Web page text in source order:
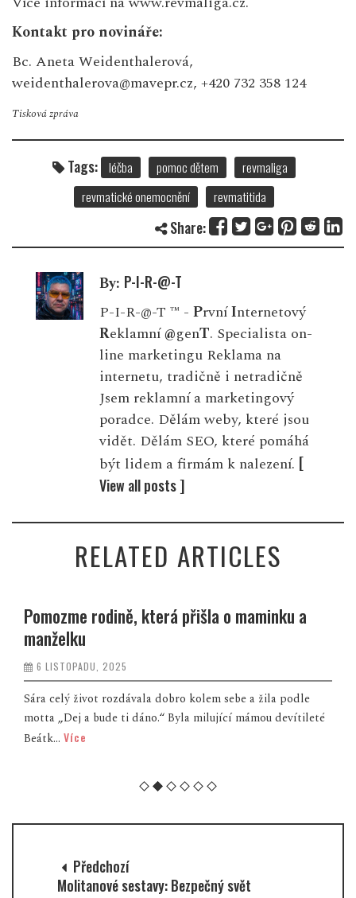
Kontakt pro novináře:
Bc. Aneta Weidenthalerová,
weidenthalerova@mavepr.cz, +420 732 358 124
Tisková zpráva
Tags: léčba pomoc dětem
revmaliga
revmatické onemocnění
revmatitida
Share:
By: P-I-R-@-T
P-I-R-@-T ™ - PrvníInternetový
Reklamní@genT. Specialista on-
line marketingu Reklama na
internetu, tradičně i netradičně
Jsem reklamní a marketingový
poradce. Dělám weby, které jsou
vidět. Dělám SEO, které pomáhá
být lidem a firmám k nalezení. [
View all posts ]
RELATED ARTICLES
Pomozme rodině, která přišla o maminku a
manželku
6 LISTOPADU, 2025
Sára celý život rozdávala dobro kolem sebe a žila podle
motta „Dej a bude ti dáno.“ Byla milující mámou devítileté
Beátk... Více
Předchozí
Molitanové sestavy: Bezpečný svět